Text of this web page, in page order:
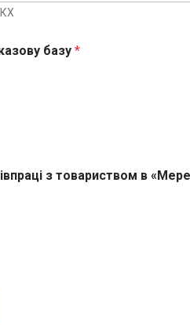
базу *
з товариством в